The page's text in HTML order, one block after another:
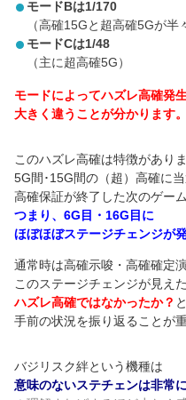
モードBは1/170
（高確15Gと超高確5Gが半
モードCは1/48
（主に超高確5G）
モードによってハズレ高確発
大きく違うことが分かります。
このハズレ高確は特徴がありま
5G間･15G間の（超）高確に
高確保証が終了した次のゲー
つまり、6G目・16G目に
ほぼほぼステージチェンジが
通常時は高確示唆・高確確定
このステージチェンジが見え
ハズレ高確ではなかったか？
手前の状況を振り返ることが重
バジリスク絆という機種は
意味のないステチェンは非常